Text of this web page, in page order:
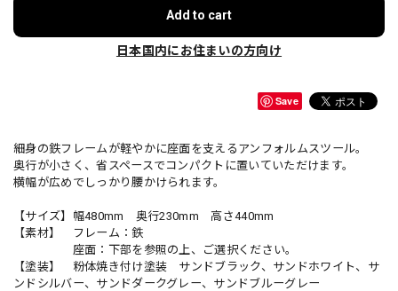
Add to cart
日本国内にお住まいの方向け
Save
細身の鉄フレームが軽やかに座面を支えるアンフォルムスツール。
奥行が小さく、省スペースでコンパクトに置いていただけます。
横幅が広めでしっかり腰かけられます。
【サイズ】幅480mm 奥行230mm 高さ440mm
【素材】 フレーム：鉄
座面：下部を参照の上、ご選択ください。
【塗装】 粉体焼き付け塗装 サンドブラック、サンドホワイト、サ
ンドシルバー、サンドダークグレー、サンドブルーグレー